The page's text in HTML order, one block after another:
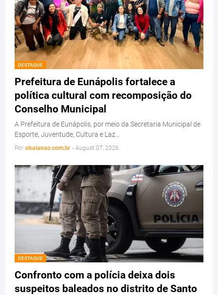
DESTAQUE
Prefeitura de Eunápolis fortalece a
política cultural com recomposição do
Conselho Municipal
A Prefeitura de Eunápolis, por meio da Secretaria Municipal de
Esporte, Juventude, Cultura e Laz…
Por obaianao.com.br - August 07, 2026
DESTAQUE
Confronto com a polícia deixa dois
suspeitos baleados no distrito de Santo